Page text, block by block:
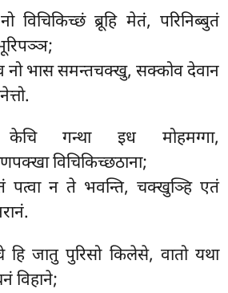
नो विचिकिच्छं ब्रूहि मेतं, परिनिब्बुतं
भास समन्तचक्खु, सक्कोव देवान
गन्था इध मोहमग्गा,
विचिकिच्छठाना;
पत्वा न ते भवन्ति, चक्खुञ्हि एतं
हि जातु पुरिसो किलेसे, वातो यथा
विहाने;